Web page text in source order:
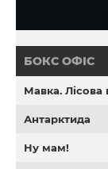
БОКС ОФІС
Мавка. Лісова
Антарктида
Ну мам!